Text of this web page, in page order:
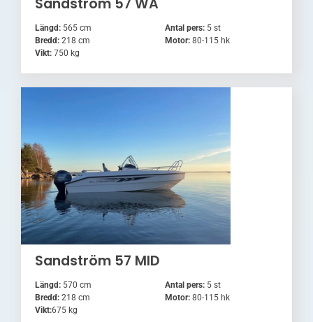
Längd:565 cm
Bredd:218 cm
Vikt:750 kg
Antal pers: 5 st
Motor: 80-115 hk
Sandström 57 MID
Längd:570 cm
Bredd:218 cm
Vikt:675 kg
Antal pers: 5 st
Motor: 80-115 hk